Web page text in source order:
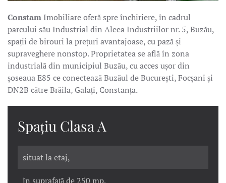
Constam Imobiliare oferă spre închiriere, în cadrul
parcului său Industrial din Aleea Industriilor nr. 5, Buzău,
spații de birouri la prețuri avantajoase, cu pază și
supraveghere nonstop. Proprietatea se află în zona
industrială din municipiul Buzău, cu acces ușor din
șoseaua E85 ce conectează Buzăul de București, Focșani și
DN2B către Brăila, Galați, Constanța.
Spațiu Clasa A
situat la etaj,
în suprafață de 250 mp,